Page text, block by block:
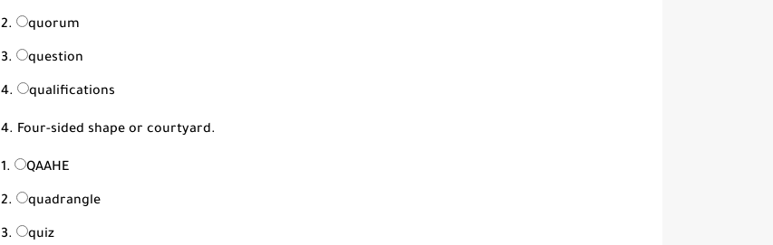
quorum
question
qualifications
4. Four-sided shape or courtyard.
QAAHE
quadrangle
quiz